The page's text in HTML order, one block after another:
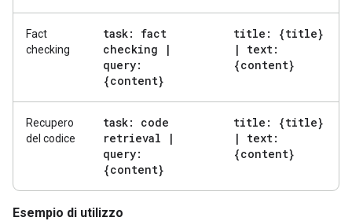
Fact
checking
task: fact
checking
|
query:
{content}
title: {title}
|
text:
{content}
Recupero
del codice
task: code
retrieval
|
query:
{content}
title: {title}
|
text:
{content}
Esempio di utilizzo